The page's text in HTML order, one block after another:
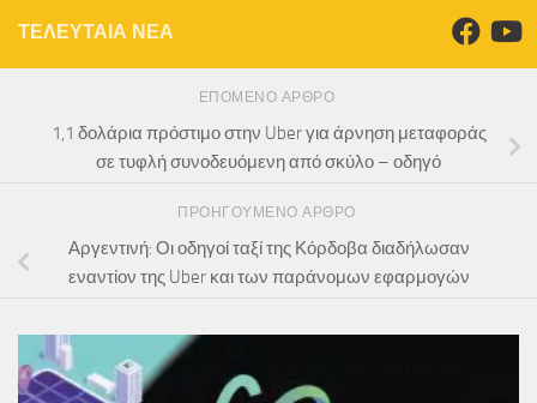
ΤΕΛΕΥΤΑΙΑ ΝΕΑ
ΕΠΌΜΕΝΟ ΆΡΘΡΟ
1,1 δολάρια πρόστιμο στην Uber για άρνηση μεταφοράς
σε τυφλή συνοδευόμενη από σκύλο – οδηγό
ΠΡΟΗΓΟΎΜΕΝΟ ΆΡΘΡΟ
Αργεντινή: Οι οδηγοί ταξί της Κόρδοβα διαδήλωσαν
εναντίον της Uber και των παράνομων εφαρμογών